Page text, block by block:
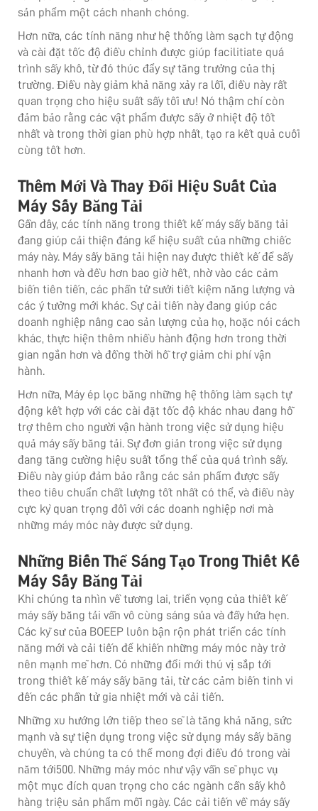
sản phẩm một cách nhanh chóng.
Hơn nữa, các tính năng như hệ thống làm sạch tự động
và cài đặt tốc độ điều chỉnh được giúp facilitiate quá
trình sấy khô, từ đó thúc đẩy sự tăng trưởng của thị
trường. Điều này giảm khả năng xảy ra lỗi, điều này rất
quan trọng cho hiệu suất sấy tối ưu! Nó thậm chí còn
đảm bảo rằng các vật phẩm được sấy ở nhiệt độ tốt
nhất và trong thời gian phù hợp nhất, tạo ra kết quả cuối
cùng tốt hơn.
Thêm Mới Và Thay Đổi Hiệu Suất Của
Máy Sấy Băng Tải
Gần đây, các tính năng trong thiết kế máy sấy băng tải
đang giúp cải thiện đáng kể hiệu suất của những chiếc
máy này. Máy sấy băng tải hiện nay được thiết kế để sấy
nhanh hơn và đều hơn bao giờ hết, nhờ vào các cảm
biến tiên tiến, các phần tử sưởi tiết kiệm năng lượng và
các ý tưởng mới khác. Sự cải tiến này đang giúp các
doanh nghiệp nâng cao sản lượng của họ, hoặc nói cách
khác, thực hiện thêm nhiều hành động hơn trong thời
gian ngắn hơn và đồng thời hỗ trợ giảm chi phí vận
hành.
Hơn nữa, Máy ép lọc băng những hệ thống làm sạch tự
động kết hợp với các cài đặt tốc độ khác nhau đang hỗ
trợ thêm cho người vận hành trong việc sử dụng hiệu
quả máy sấy băng tải. Sự đơn giản trong việc sử dụng
đang tăng cường hiệu suất tổng thể của quá trình sấy.
Điều này giúp đảm bảo rằng các sản phẩm được sấy
theo tiêu chuẩn chất lượng tốt nhất có thể, và điều này
cực kỳ quan trọng đối với các doanh nghiệp nơi mà
những máy móc này được sử dụng.
Những Biến Thể Sáng Tạo Trong Thiết Kế
Máy Sấy Băng Tải
Khi chúng ta nhìn về tương lai, triển vọng của thiết kế
máy sấy băng tải vẫn vô cùng sáng sủa và đầy hứa hẹn.
Các kỹ sư của BOEEP luôn bận rộn phát triển các tính
năng mới và cải tiến để khiến những máy móc này trở
nên mạnh mẽ hơn. Có những đổi mới thú vị sắp tới
trong thiết kế máy sấy băng tải, từ các cảm biến tinh vi
đến các phần tử gia nhiệt mới và cải tiến.
Những xu hướng lớn tiếp theo sẽ là tăng khả năng, sức
mạnh và sự tiện dụng trong việc sử dụng máy sấy băng
chuyền, và chúng ta có thể mong đợi điều đó trong vài
năm tới500. Những máy móc như vậy vẫn sẽ phục vụ
một mục đích quan trọng cho các ngành cần sấy khô
hàng triệu sản phẩm mỗi ngày. Các cải tiến về máy sấy